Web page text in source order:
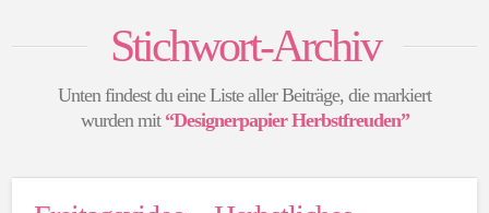
Stichwort-Archiv
Unten findest du eine Liste aller Beiträge, die markiert
wurden mit “Designerpapier Herbstfreuden”